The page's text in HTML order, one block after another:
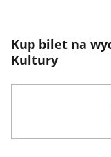
Kup bilet na
Kultury